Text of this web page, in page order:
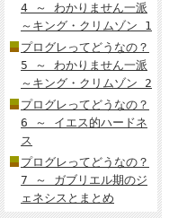
4 ～ わかりません一派
～キング・クリムゾン 1
プログレってどうなの？
5 ～ わかりません一派
～キング・クリムゾン 2
プログレってどうなの？
6 ～ イエス的ハードネ
ス
プログレってどうなの？
7 ～ ガブリエル期のジ
ェネシスとまとめ